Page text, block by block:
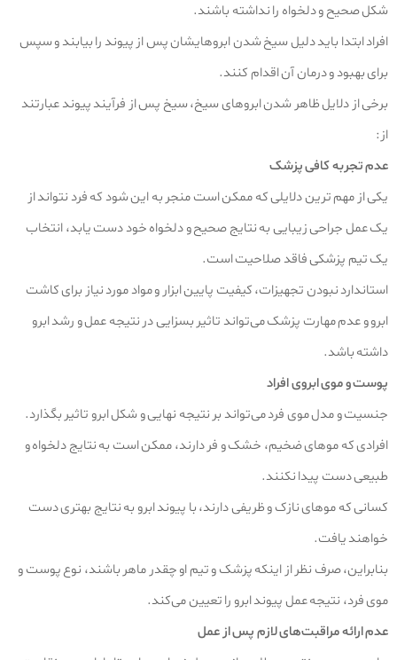
شکل صحیح و دلخواه را نداشته باشند.
افراد ابتدا باید دلیل سیخ شدن ابروهایشان پس از پیوند را بیابند و سپس
برای بهبود و درمان آن اقدام کنند.
برخی از دلایل ظاهر شدن ابروهای سیخ، سیخ پس از فرآیند پیوند عبارتند
از:
عدم تجربه کافی پزشک
یکی از مهم ترین دلایلی که ممکن است منجر به این شود که فرد نتواند از
یک عمل جراحی زیبایی به نتایج صحیح و دلخواه خود دست یابد، انتخاب
یک تیم پزشکی فاقد صلاحیت است.
استاندارد نبودن تجهیزات، کیفیت پایین ابزار و مواد مورد نیاز برای کاشت
ابرو و عدم مهارت پزشک می‌تواند تاثیر بسزایی در نتیجه عمل و رشد ابرو
داشته باشد.
پوست و موی ابروی افراد
جنسیت و مدل موی فرد می‌تواند بر نتیجه نهایی و شکل ابرو تاثیر بگذارد.
افرادی که موهای ضخیم، خشک و فر دارند، ممکن است به نتایج دلخواه و
طبیعی دست پیدا نکنند.
کسانی که موهای نازک و ظریفی دارند، با پیوند ابرو به نتایج بهتری دست
خواهند یافت.
بنابراین، صرف نظر از اینکه پزشک و تیم او چقدر ماهر باشند، نوع پوست و
موی فرد، نتیجه عمل پیوند ابرو را تعیین می‌کند.
عدم ارائه مراقبت‌های لازم پس از عمل